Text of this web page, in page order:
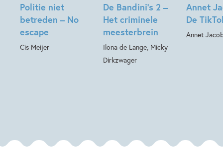
Politie niet
betreden – No
escape
Cis Meijer
De Bandini’s 2 –
Het criminele
meesterbrein
Ilona de Lange, Micky
Dirkzwager
Annet
De
Annet